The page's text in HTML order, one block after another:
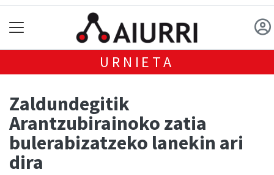
URNIETA
Zaldundegitik
Arantzubirainoko zatia
bulerabizatzeko lanekin ari
dira